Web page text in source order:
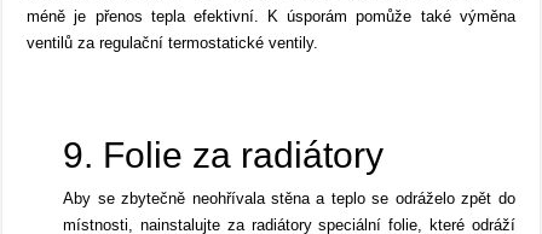
méně je přenos tepla efektivní. K úsporám pomůže také výměna
ventilů za regulační termostatické ventily.
9. Folie za radiátory
Aby se zbytečně neohřívala stěna a teplo se odráželo zpět do
místnosti, nainstalujte za radiátory speciální folie, které odráží